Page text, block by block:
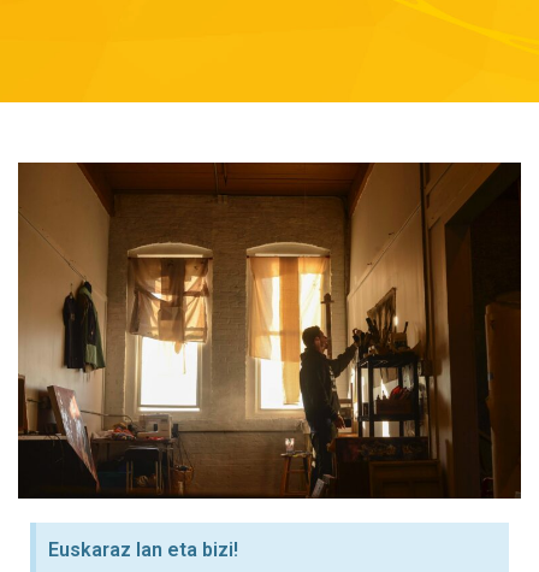
Euskaraz lan eta bizi!